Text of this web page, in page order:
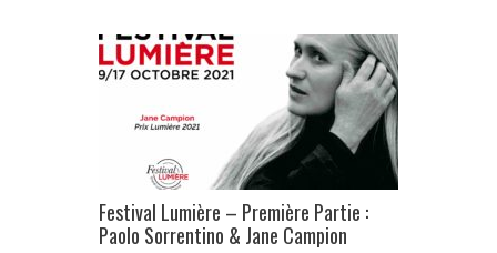
Festival Lumière – Première Partie :
Paolo Sorrentino & Jane Campion